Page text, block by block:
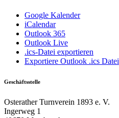
Google Kalender
iCalendar
Outlook 365
Outlook Live
.ics-Datei exportieren
Exportiere Outlook .ics Datei
Geschäftsstelle
Osterather Turnverein 1893 e. V.
Ingerweg 1